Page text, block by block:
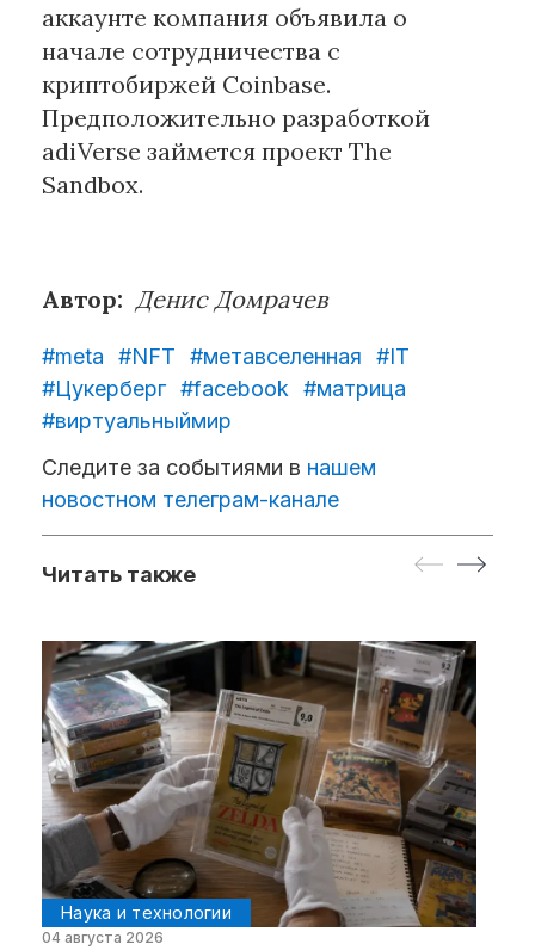
аккаунте компания объявила о
начале сотрудничества с
криптобиржей Coinbase.
Предположительно разработкой
adiVerse займется проект The
Sandbox.
Автор: Денис Домрачев
#meta #NFT #метавселенная
#IT
#Цукерберг #facebook
#матрица
#виртуальныймир
Следите за событиями в нашем
новостном телеграм-канале
Читать также
Наука и технологии
04 августа 2026